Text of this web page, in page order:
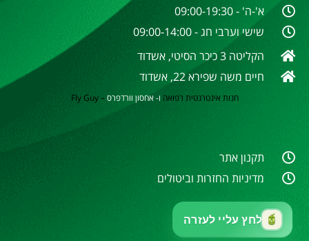
א'-ה' - 09:00-19:30
שישי וערבי חג - 09:00-14:00
הקליטה 3 כיכר הסיטי, אשדוד
חיים משה שפירא 22, אשדוד
חנות אינטרנטית רפואה ו- אחסון וורדפרס–
Fly Guy
תקנון אתר
מדיניות החזרות וביטולים